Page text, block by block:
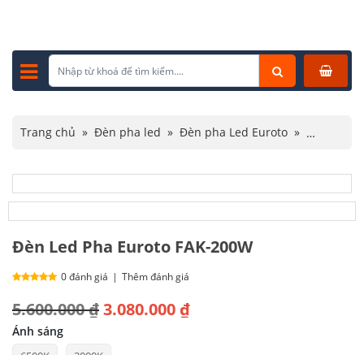
Trang chủ » Đèn pha led » Đèn pha Led Euroto »
Đèn Led Pha Euroto FAK-200W
0 đánh giá | Thêm đánh giá
5.600.000₫
Giá
gốc
3.080.000 ₫
Giá
hiện
Ánh sáng